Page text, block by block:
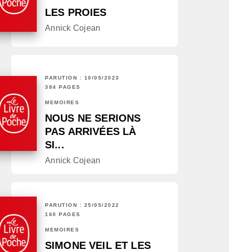
LES PROIES
Annick Cojean
PARUTION : 10/05/2023
384 PAGES
MÉMOIRES
NOUS NE SERIONS
PAS ARRIVÉES LÀ
SI...
Annick Cojean
PARUTION : 25/05/2022
160 PAGES
MÉMOIRES
SIMONE VEIL ET LES